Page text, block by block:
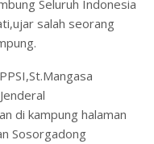
Seluruh Indonesia
salah seorang
di kampung halaman
Sosorgadong